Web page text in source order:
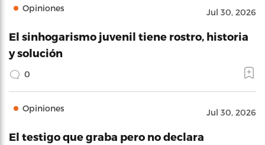
Opiniones Jul 30, 2026
El sinhogarismo juvenil tiene rostro, historia
y solución
0
Opiniones Jul 30, 2026
El testigo que graba pero no declara